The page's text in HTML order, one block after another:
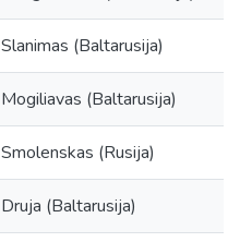
Slanimas (Baltarusija)
Mogiliavas (Baltarusija)
Smolenskas (Rusija)
Druja (Baltarusija)